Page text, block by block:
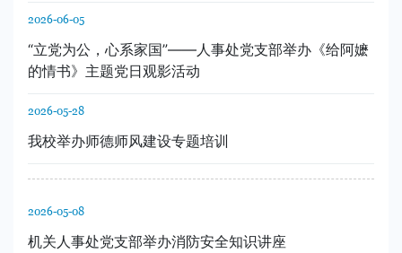
2026-06-05
“立党为公，心系家国”——人事处党支部举办《给阿嬷
的情书》主题党日观影活动
2026-05-28
我校举办师德师风建设专题培训
2026-05-08
机关人事处党支部举办消防安全知识讲座